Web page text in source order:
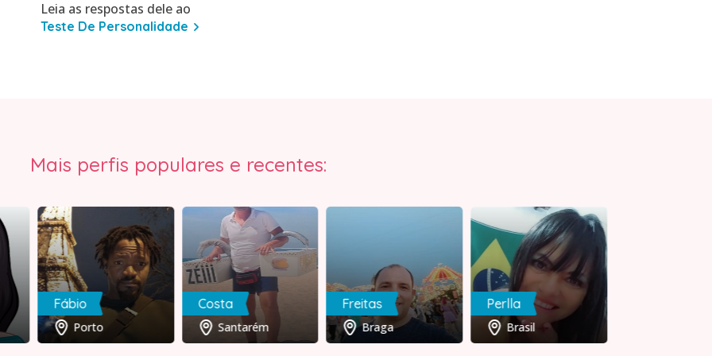
Leia as respostas dele ao
Teste De Personalidade
Mais perfis populares e recentes:
Fábio
Porto
Costa
Santarém
Freitas
Braga
Perlla
Brasil